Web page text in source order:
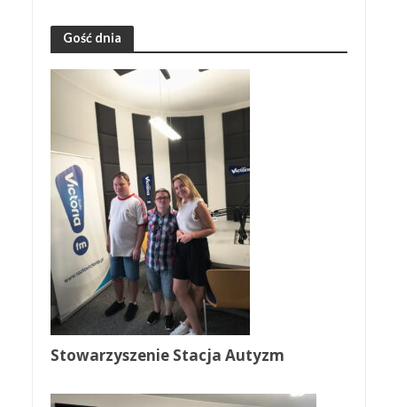
Gość dnia
Stowarzyszenie Stacja Autyzm